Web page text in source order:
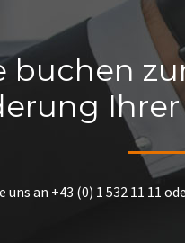
buchen
uns an +43 (0) 1 532 11 11